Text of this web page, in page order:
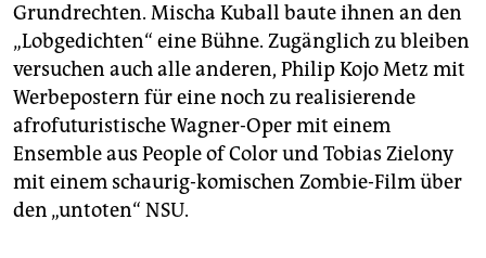
Grundrechten. Mischa Kuball baute ihnen an den
„Lobgedichten“ eine Bühne. Zugänglich zu bleiben
versuchen auch alle anderen, Philip Kojo Metz mit
Werbepostern für eine noch zu realisierende
afrofuturistische Wagner-Oper mit einem
Ensemble aus People of Color und Tobias Zielony
mit einem schaurig-komischen Zombie-Film über
den „untoten“ NSU.